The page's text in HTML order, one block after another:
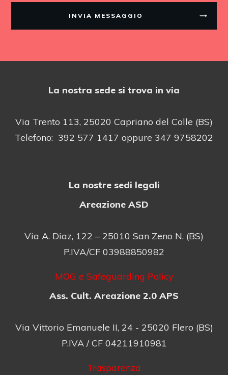
INVIA MESSAGGIO
La nostra sede si trova in via
Via Trento 113, 25020 Capriano del Colle (BS)
Telefono: 392 577 1417 oppure 347 9758202
La nostre sedi legali
Areazione ASD
Via A. Diaz, 122 – 25010 San Zeno N. (BS)
P.IVA/CF 03988850982
MOG e Safeguarding Policy
Ass. Cult. Areazione 2.0 APS
Via Vittorio Emanuele II, 24 - 25020 Flero (BS)
P.IVA / CF 04211910981
Trasparenza